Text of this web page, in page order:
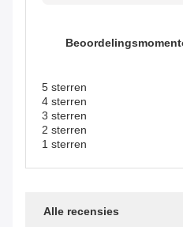
5 sterren
4 sterren
3 sterren
2 sterren
1 sterren
Alle recensies